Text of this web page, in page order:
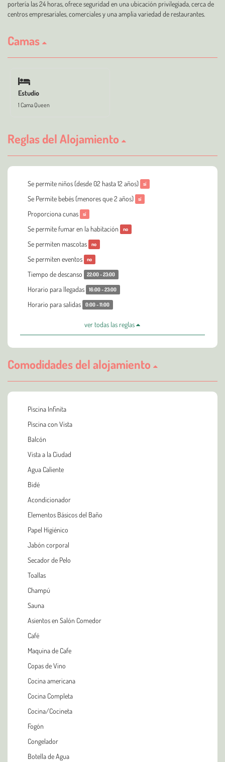
portería las 24 horas, ofrece seguridad en una ubicación privilegiada, cerca de
centros empresariales, comerciales y una amplia variedad de restaurantes.
Camas
Estudio
1 Cama Queen
Reglas del Alojamiento
Se permite niños (desde 02 hasta 12 años) sí
Se Permite bebés (menores que 2 años) sí
Proporciona cunas sí
Se permite fumar en la habitación no
Se permiten mascotas no
Se permiten eventos no
Tiempo de descanso 22:00 - 23:00
Horario para llegadas 16:00 - 23:00
Horario para salidas 0:00 - 11:00
ver todas las reglas
Comodidades del alojamiento
Piscina Infinita
Piscina con Vista
Balcón
Vista a la Ciudad
Agua Caliente
Bidé
Acondicionador
Elementos Básicos del Baño
Papel Higiénico
Jabón corporal
Secador de Pelo
Toallas
Champú
Sauna
Asientos en Salón Comedor
Café
Maquina de Cafe
Copas de Vino
Cocina americana
Cocina Completa
Cocina/Cocineta
Fogón
Congelador
Botella de Agua